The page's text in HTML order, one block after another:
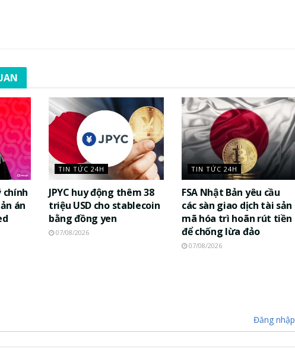
chính
án
TIN TỨC 24H
JPYC huy động thêm 38
triệu USD cho stablecoin
bằng đồng yen
07/08/2026
TIN TỨC 24H
FSA Nhật Bản yêu cầu
các sàn giao dịch tài sản
mã hóa trì hoãn rút tiền
để chống lừa đảo
07/08/2026
Đăng nhập